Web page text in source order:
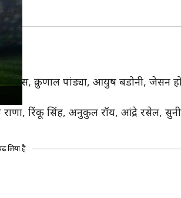
क्रुणाल पांड्या, आयुष बडोनी, जेसन
रिंकू सिंह, अनुकुल रॉय, आंद्रे रसेल,
लिया है